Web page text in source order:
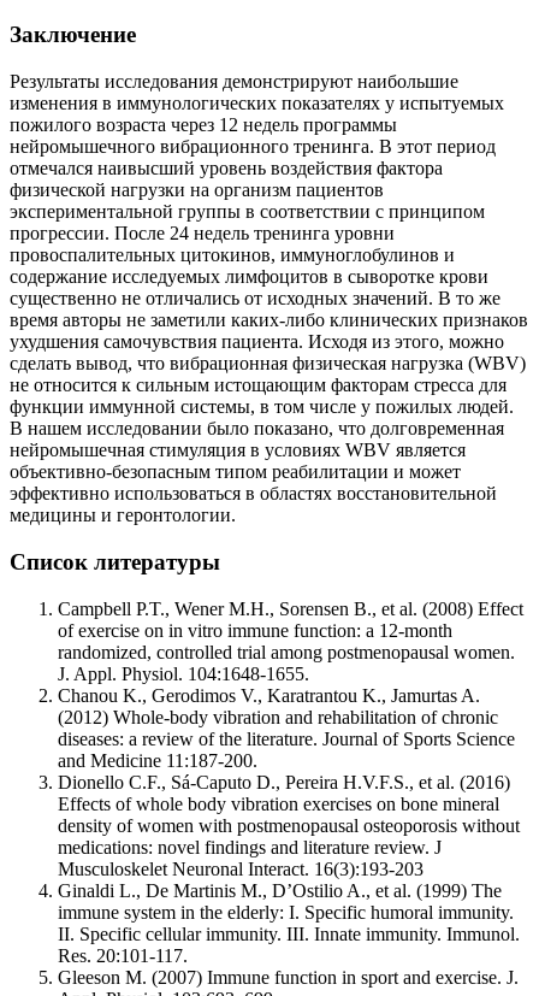
Заключение
Результаты исследования демонстрируют наибольшие
изменения в иммунологических показателях у испытуемых
пожилого возраста через 12 недель программы
нейромышечного вибрационного тренинга. В этот период
отмечался наивысший уровень воздействия фактора
физической нагрузки на организм пациентов
экспериментальной группы в соответствии с принципом
прогрессии. После 24 недель тренинга уровни
провоспалительных цитокинов, иммуноглобулинов и
содержание исследуемых лимфоцитов в сыворотке крови
существенно не отличались от исходных значений. В то же
время авторы не заметили каких-либо клинических признаков
ухудшения самочувствия пациента. Исходя из этого, можно
сделать вывод, что вибрационная физическая нагрузка (WBV)
не относится к сильным истощающим факторам стресса для
функции иммунной системы, в том числе у пожилых людей.
В нашем исследовании было показано, что долговременная
нейромышечная стимуляция в условиях WBV является
объективно-безопасным типом реабилитации и может
эффективно использоваться в областях восстановительной
медицины и геронтологии.
Список литературы
Campbell P.T., Wener M.H., Sorensen B., et al. (2008) Effect
of exercise on in vitro immune function: a 12-month
randomized, controlled trial among postmenopausal women.
J. Appl. Physiol. 104:1648-1655.
Chanou K., Gerodimos V., Karatrantou K., Jamurtas A.
(2012) Whole-body vibration and rehabilitation of chronic
diseases: a review of the literature. Journal of Sports Science
and Medicine 11:187-200.
Dionello C.F., Sá-Caputo D., Pereira H.V.F.S., et al. (2016)
Effects of whole body vibration exercises on bone mineral
density of women with postmenopausal osteoporosis without
medications: novel findings and literature review. J
Musculoskelet Neuronal Interact. 16(3):193-203
Ginaldi L., De Martinis M., D’Ostilio A., et al. (1999) The
immune system in the elderly: I. Specific humoral immunity.
II. Specific cellular immunity. III. Innate immunity. Immunol.
Res. 20:101-117.
Gleeson M. (2007) Immune function in sport and exercise. J.